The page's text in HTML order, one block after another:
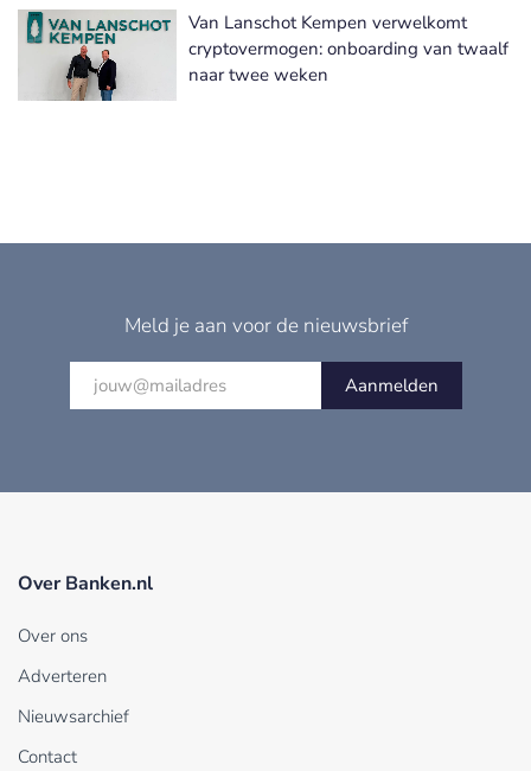
Van Lanschot Kempen verwelkomt
cryptovermogen: onboarding van twaalf
naar twee weken
Meld je aan voor de nieuwsbrief
Aanmelden
Over Banken.nl
Over ons
Adverteren
Nieuwsarchief
Contact